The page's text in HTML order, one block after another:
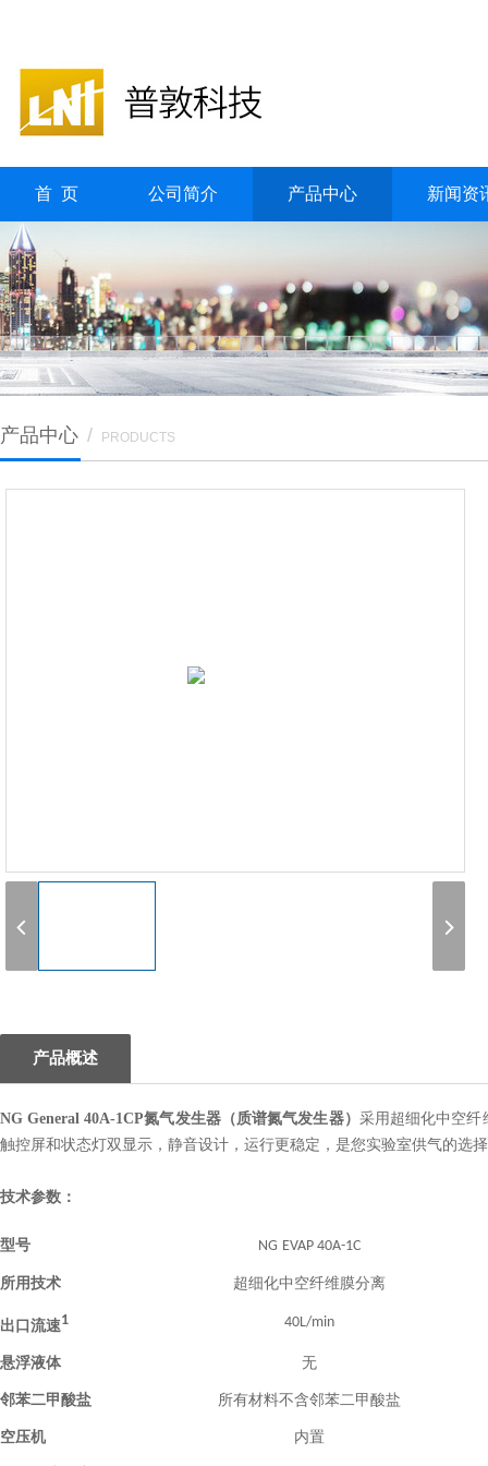
首 页 公司简介 产品中心 新闻资
产品中心 / PRODUCTS
产品概述
NG General 40A-1CP氮气发生器（质谱氮气发生器） 采用超细化中空纤
触控屏和状态灯双显示，静音设计，运行更稳定，是您实验室供气的选
技术参数：
型号 NG EVAP 40A-1C
所用技术 超细化中空纤维膜分离
出口流速1 40L/min
悬浮液体 无
邻苯二甲酸盐 所有材料不含邻苯二甲酸盐
空压机 内置